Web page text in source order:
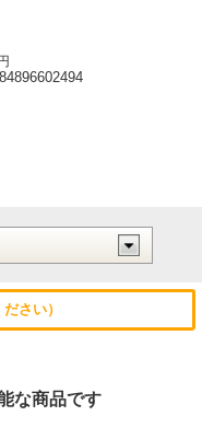
さい）
な商品です